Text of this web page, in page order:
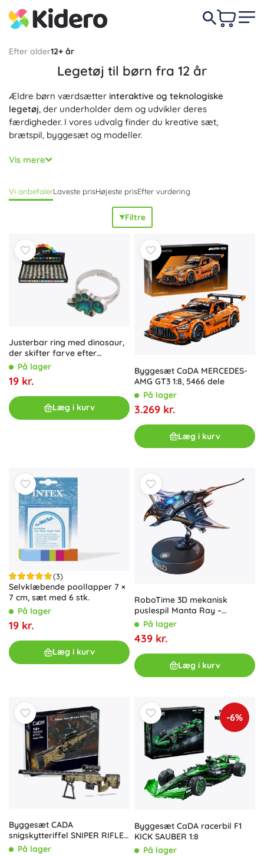
Efter alder12+ år
Legetøj til børn fra 12 år
Ældre børn værdsætter interaktive og teknologiske
legetøj, der underholder dem og udvikler deres
færdigheder. I vores udvalg finder du kreative sæt,
brætspil, byggesæt og modeller.
Vælg
tænkning, kreativitet og teamwork.
Vis mere
Vi anbefalerLaveste prisHøjeste prisEfter vurdering
Filtre
Justerbar ring med dinosaur,
der skifter farve efter
temperatur – metal, 100 stk i
boks
På lager
19 kr.
Læg i kurv
Byggesæt CaDA MERCEDES-
AMG GT3 1:8, 5466 dele
På lager
3.269 kr.
Læg i kurv
(3)
Selvklæbende poollapper 7 ×
7 cm, sæt med 6 stk.
På lager
19 kr.
Læg i kurv
RoboTime 3D mekanisk
puslespil Manta Ray –
bevægelig model med LED
På lager
439 kr.
Læg i kurv
Byggesæt CADA
snigskytteriffel SNIPER RIFLE
978 dele
På lager
-6%
Byggesæt CaDA racerbil F1
KICK SAUBER 1:8
På lager